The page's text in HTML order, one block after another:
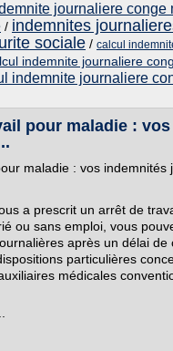
journaliere conge
/ indemnites
sociale / calcul
indemnite journaliere
indemnite journaliere
pour maladie : vos
maladie : vos indemnités
a prescrit un arrêt de
ou sans emploi, vous
après un délai de
particulières
médicales